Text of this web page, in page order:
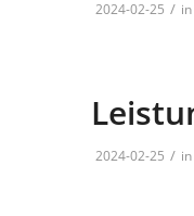
2024-02-25 / in
2024-02-25 / in